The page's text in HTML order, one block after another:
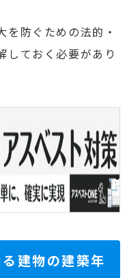
防ぐための法的・
しておく必要があり
建物の建築年